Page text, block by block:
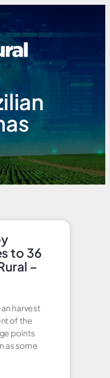
to 36
–
harvest
of the
points
as some